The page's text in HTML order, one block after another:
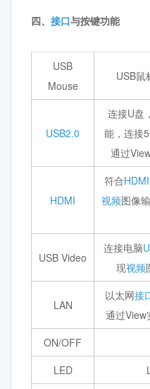
四、 接口与按键功能
USB
Mouse
USB鼠
USB2.0
连接U盘
能，连接
通过
HDMI
符合HDMI
视频图像
USB Video
连接电脑
现视频
LAN
以太网接
通过View
ON/OFF
LED